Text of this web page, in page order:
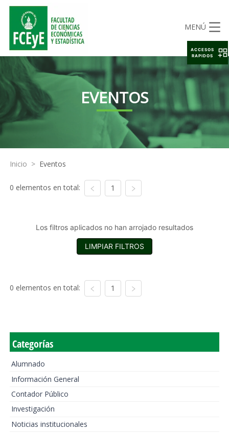
MENÚ
EVENTOS
Inicio > Eventos
0 elementos en total: 1
Los filtros aplicados no han arrojado resultados
LIMPIAR FILTROS
0 elementos en total: 1
Categorías
Alumnado
Información General
Contador Público
Investigación
Noticias institucionales
ACCESOS
RAPIDOS